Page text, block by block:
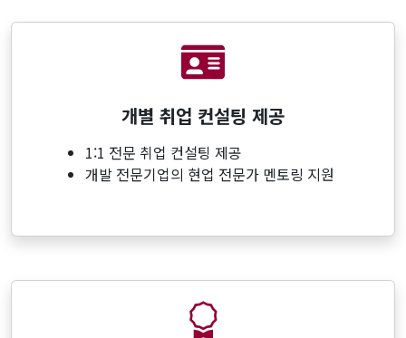
개별 취업 컨설팅 제공
1:1 전문 취업 컨설팅 제공
개발 전문기업의 현업 전문가 멘토링 지원